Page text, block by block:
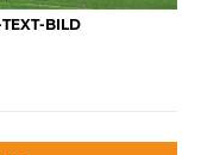
BILD